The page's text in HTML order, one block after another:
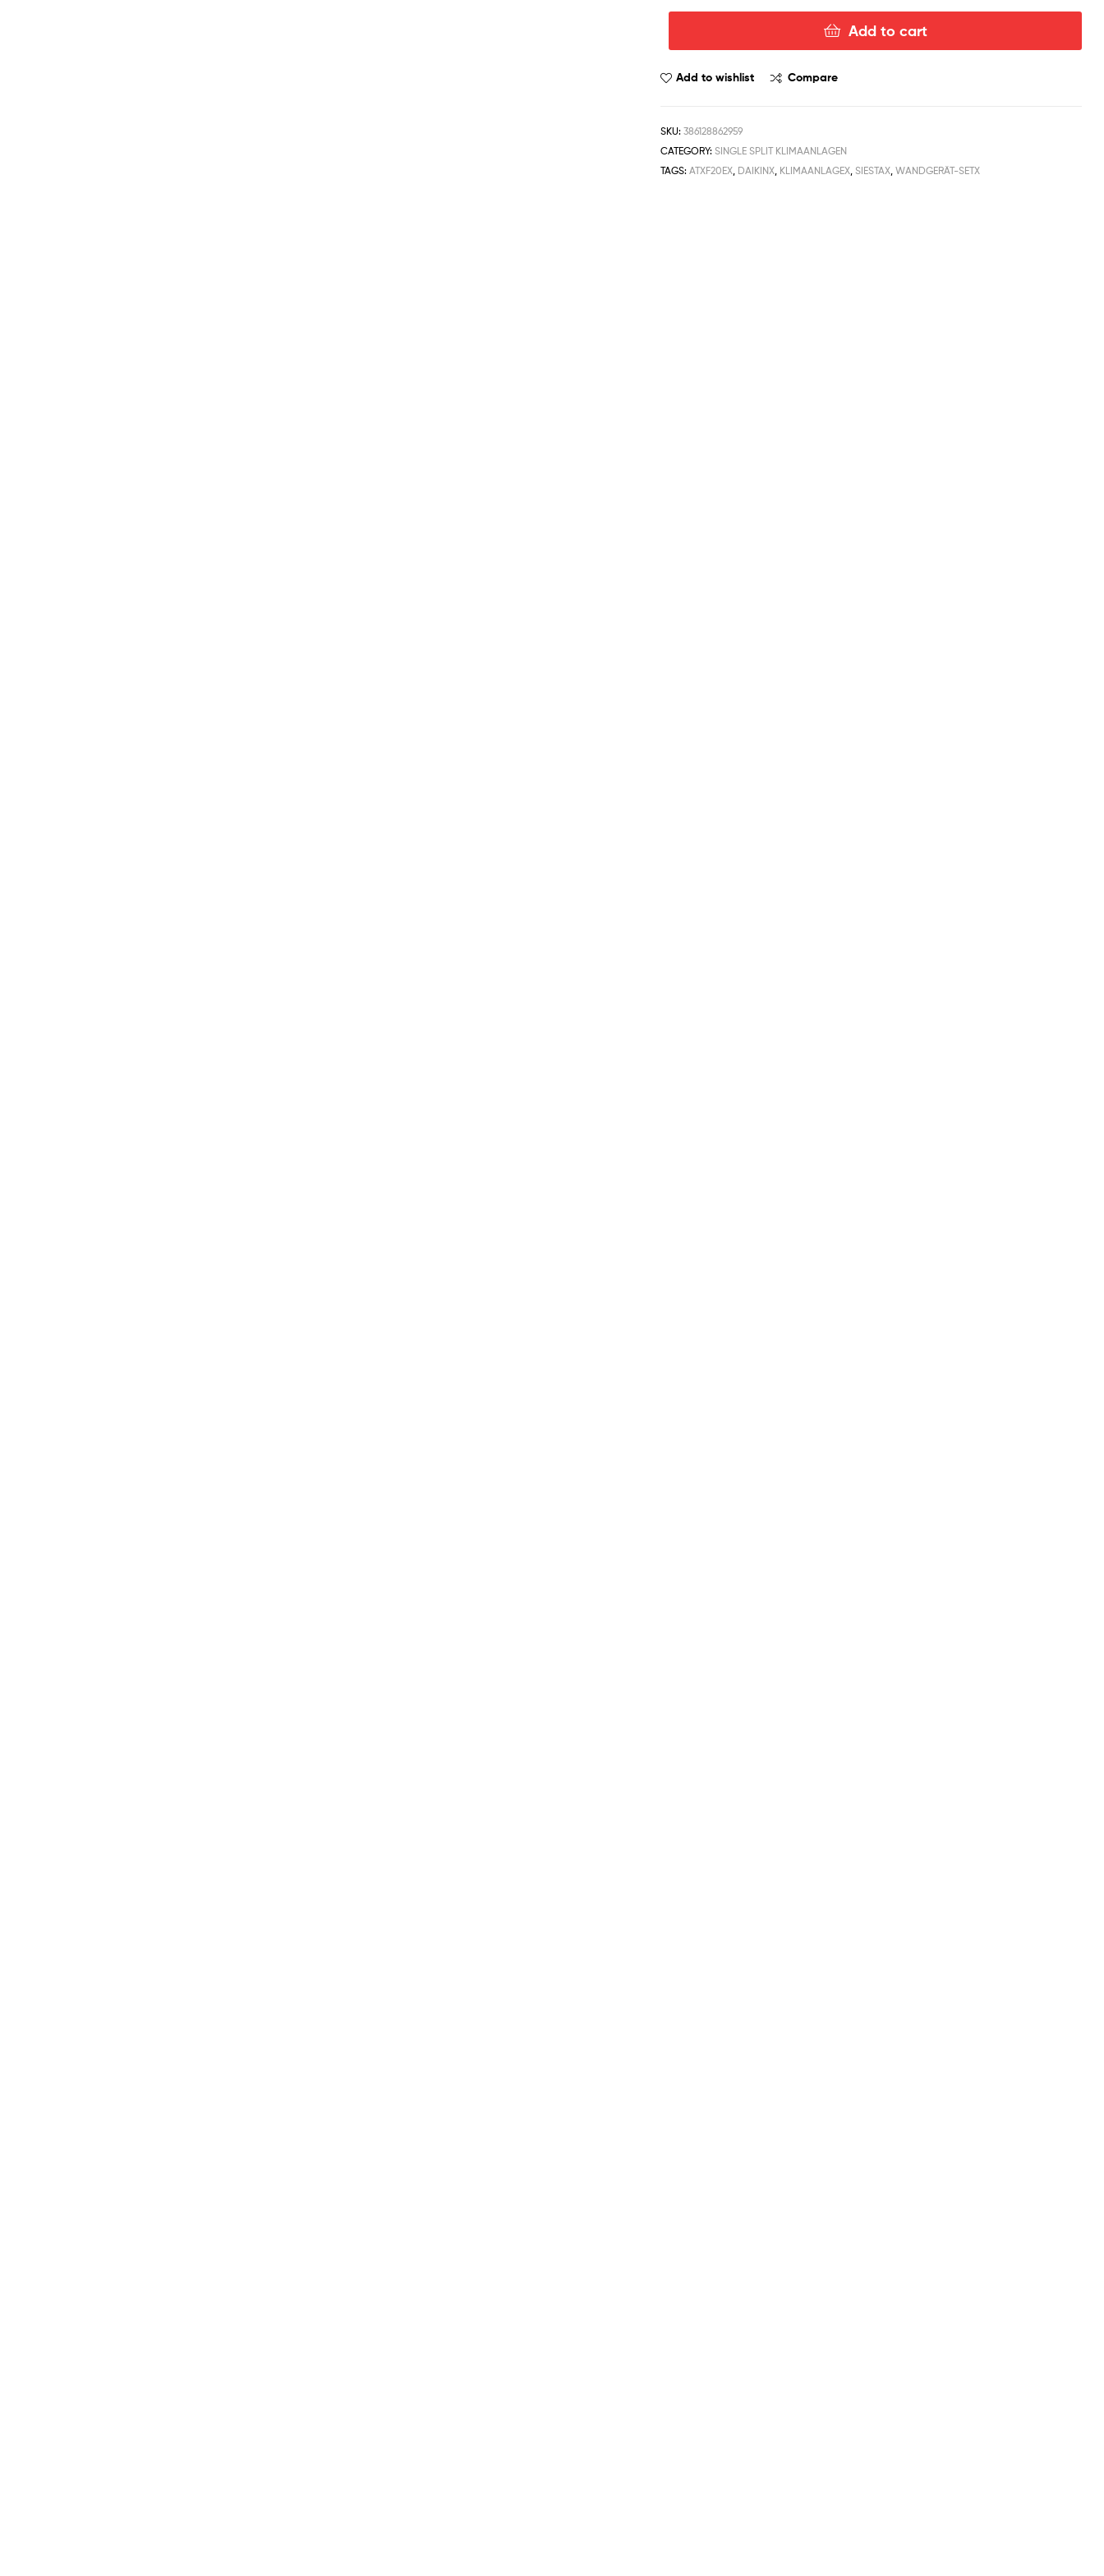
Add to cart
Add to wishlist Compare
SKU:386128862959
CATEGORY:SINGLE SPLIT KLIMAANLAGEN
TAGS:ATXF20EX, DAIKINX, KLIMAANLAGEX,SIESTAX,WANDGERÄT-SETX